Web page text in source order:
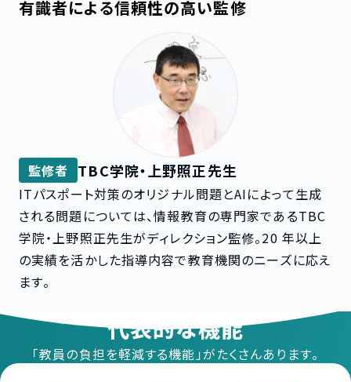
有識者による信頼性の高い監修
監修者 TBC学院・上野照正先生
ITパスポート対策のオリジナル問題とAIによって生成
される問題については、情報教育の専門家であるTBC
学院・上野照正先生がディレクション監修。20 年以上
の実績を活かした指導内容で教育機関のニーズに応え
ます。
代表的な機能
「教員の負担を軽減する機能」がたくさんあります。